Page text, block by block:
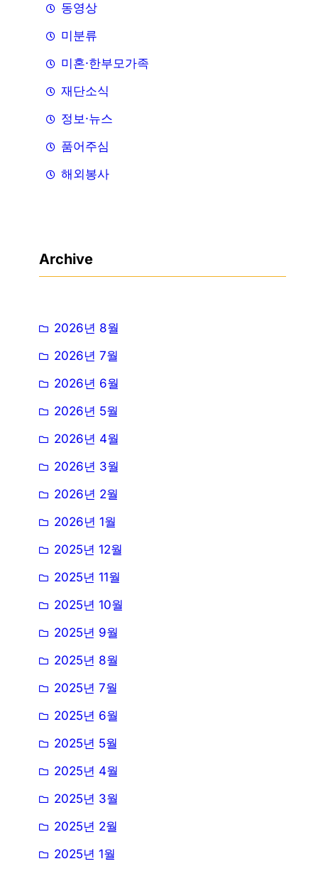
동영상
미분류
미혼·한부모가족
재단소식
정보·뉴스
품어주심
해외봉사
Archive
2026년 8월
2026년 7월
2026년 6월
2026년 5월
2026년 4월
2026년 3월
2026년 2월
2026년 1월
2025년 12월
2025년 11월
2025년 10월
2025년 9월
2025년 8월
2025년 7월
2025년 6월
2025년 5월
2025년 4월
2025년 3월
2025년 2월
2025년 1월